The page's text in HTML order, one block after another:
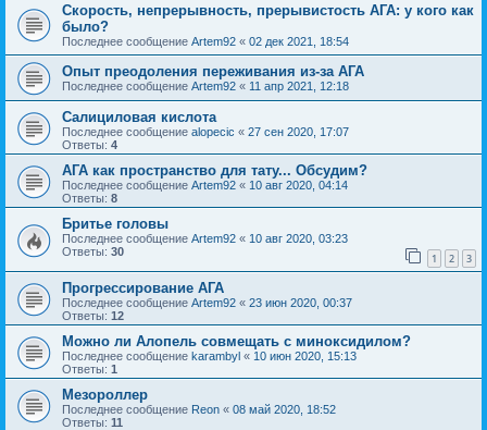
Скорость, непрерывность, прерывистость АГА: у кого как
было?
Последнее сообщение Artem92 « 02 дек 2021, 18:54
Опыт преодоления переживания из-за АГА
Последнее сообщение Artem92 « 11 апр 2021, 12:18
Салициловая кислота
Последнее сообщение alopecic « 27 сен 2020, 17:07
Ответы: 4
АГА как пространство для тату... Обсудим?
Последнее сообщение Artem92 « 10 авг 2020, 04:14
Ответы: 8
Бритье головы
Последнее сообщение Artem92 « 10 авг 2020, 03:23
Ответы: 30 1 2 3
Прогрессирование АГА
Последнее сообщение Artem92 « 23 июн 2020, 00:37
Ответы: 12
Можно ли Алопель совмещать с миноксидилом?
Последнее сообщение karambyl « 10 июн 2020, 15:13
Ответы: 1
Мезороллер
Последнее сообщение Reon « 08 май 2020, 18:52
Ответы: 11